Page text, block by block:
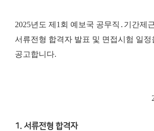
2025년도 제1회 예보국 공무직․기간제
서류전형 합격자 발표 및 면접시험 일정
공고합니다.
1. 서류전형 합격자